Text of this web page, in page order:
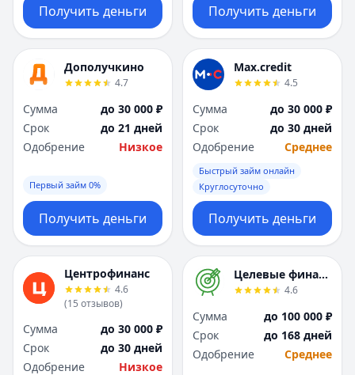
Получить деньги Получить деньги
Дополучкино
4.7
Сумма
до 30 000 ₽
Срок
до 21 дней
Одобрение
Низкое
Первый займ 0%
Получить деньги
Max.credit
4.5
Сумма
до 30 000 ₽
Срок
до 30 дней
Одобрение
Среднее
Быстрый займ онлайн
Круглосуточно
Получить деньги
Центрофинанс
4.6
(15 отзывов)
Сумма
до 30 000 ₽
Срок
до 30 дней
Одобрение
Низкое
Целевые финансы
4.6
Сумма
до 100 000 ₽
Срок
до 168 дней
Одобрение
Среднее